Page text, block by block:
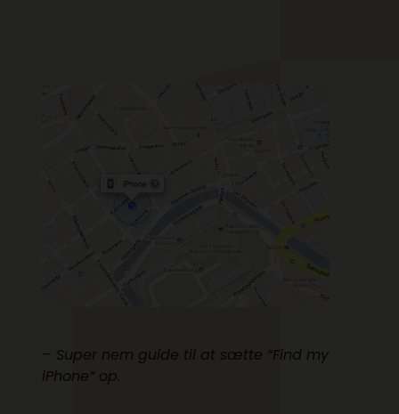
– Super nem guide til at sætte “Find my
iPhone” op.